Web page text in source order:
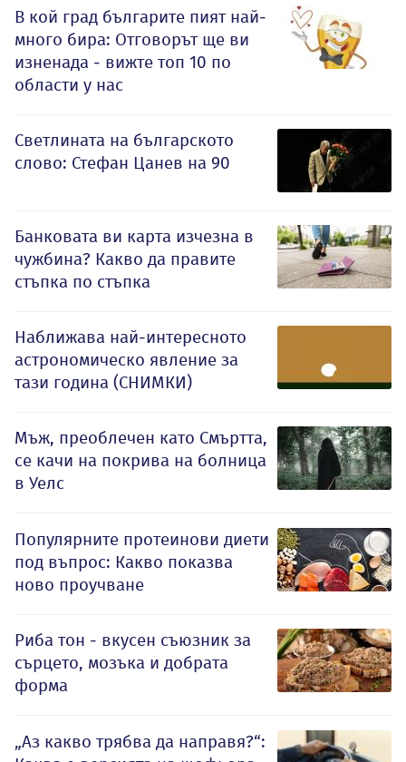
В кой град българите пият най-
много бира: Отговорът ще ви
изненада - вижте топ 10 по
области у нас
Светлината на българското
слово: Стефан Цанев на 90
Банковата ви карта изчезна в
чужбина? Какво да правите
стъпка по стъпка
Наближава най-интересното
астрономическо явление за
тази година (СНИМКИ)
Мъж, преоблечен като Смъртта,
се качи на покрива на болница
в Уелс
Популярните протеинови диети
под въпрос: Какво показва
ново проучване
Риба тон - вкусен съюзник за
сърцето, мозъка и добрата
форма
„Аз какво трябва да направя?“: